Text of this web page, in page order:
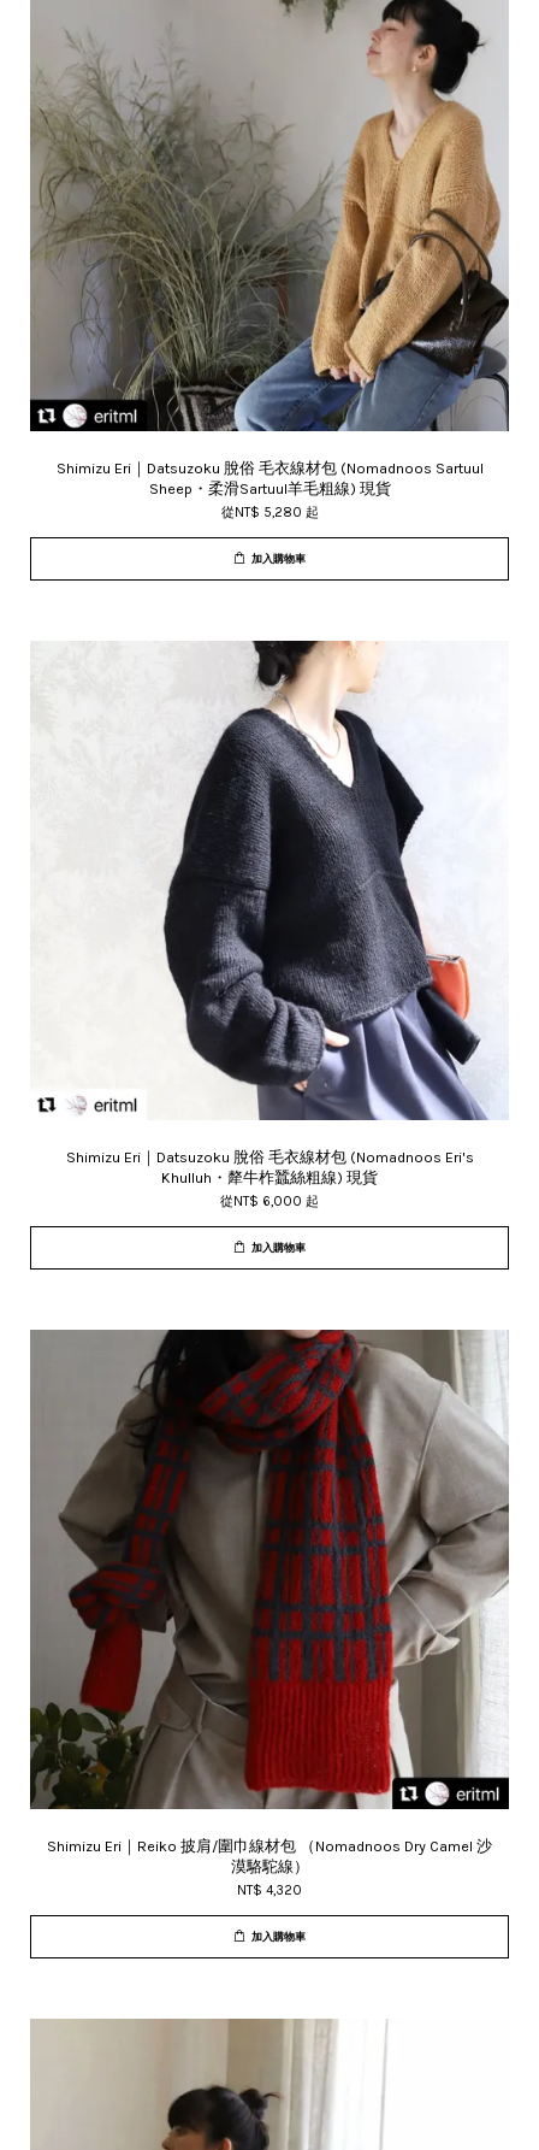
Shimizu Eri｜Datsuzoku 脫俗 毛衣線材包 (Nomadnoos Sartuul
Sheep・柔滑Sartuul羊毛粗線) 現貨
從NT$ 5,280 起
加入購物車
Shimizu Eri｜Datsuzoku 脫俗 毛衣線材包 (Nomadnoos Eri's
Khulluh・犛牛柞蠶絲粗線) 現貨
從NT$ 6,000 起
加入購物車
Shimizu Eri｜Reiko 披肩/圍巾線材包 （Nomadnoos Dry Camel 沙
漠駱駝線）
NT$ 4,320
加入購物車